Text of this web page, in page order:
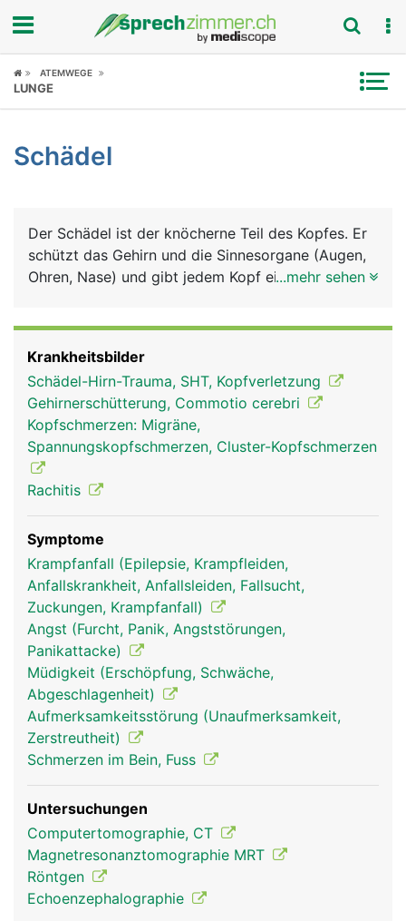
Fokus
Symptome
News
Rubriken
ATEMWEGE
LUNGE
Schädel
Der Schädel ist der knöcherne Teil des Kopfes. Er
schützt das Gehirn und die Sinnesorgane (Augen,
Ohren, Nase) und gibt jedem Kopf eine
Keilbein sowie in den Gesichtsschädel mit 2
grossen Knochen, dem Oberkiefer und Unterkiefer
und weiteren kleinen Knochen wie Tränenbein oder
Nasenbein unterteilt werden.
Schädel Frau
...mehr sehen
Krankheitsbilder
Schädel-Hirn-Trauma, SHT, Kopfverletzung
Gehirnerschütterung, Commotio cerebri
Kopfschmerzen: Migräne,
Spannungskopfschmerzen, Cluster-Kopfschmerzen
Rachitis
Symptome
Krampfanfall (Epilepsie, Krampfleiden,
Anfallskrankheit, Anfallsleiden, Fallsucht,
Zuckungen, Krampfanfall)
Angst (Furcht, Panik, Angststörungen,
Panikattacke)
Müdigkeit (Erschöpfung, Schwäche,
Abgeschlagenheit)
Aufmerksamkeitsstörung (Unaufmerksamkeit,
Zerstreutheit)
Schmerzen im Bein, Fuss
Untersuchungen
Computertomographie, CT
Magnetresonanztomographie MRT
Röntgen
Echoenzephalographie